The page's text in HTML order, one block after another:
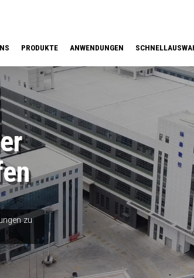
PRODUKTE ANWENDUNGEN
zu